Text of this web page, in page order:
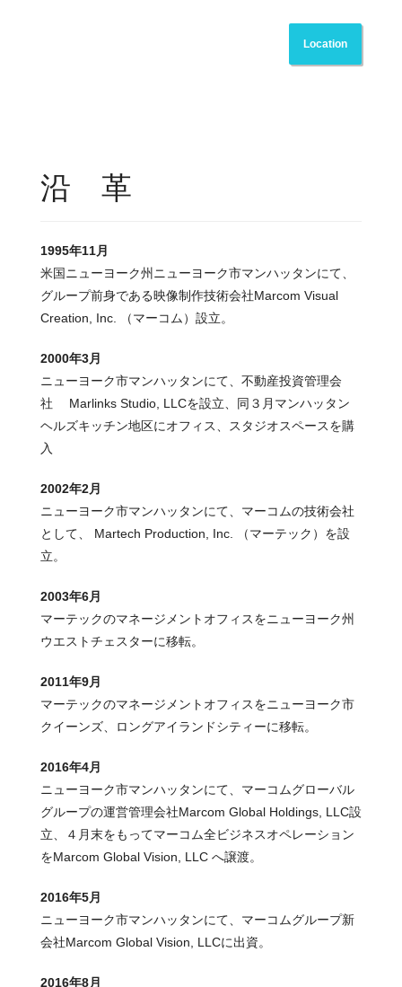
Location
沿 革
1995年11月
米国ニューヨーク州ニューヨーク市マンハッタンにて、
グループ前身である映像制作技術会社Marcom Visual
Creation, Inc. （マーコム）設立。
2000年3月
ニューヨーク市マンハッタンにて、不動産投資管理会
社 Marlinks Studio, LLCを設立、同３月マンハッタン
ヘルズキッチン地区にオフィス、スタジオスペースを購
入
2002年2月
ニューヨーク市マンハッタンにて、マーコムの技術会社
として、 Martech Production, Inc. （マーテック）を設
立。
2003年6月
マーテックのマネージメントオフィスをニューヨーク州
ウエストチェスターに移転。
2011年9月
マーテックのマネージメントオフィスをニューヨーク市
クイーンズ、ロングアイランドシティーに移転。
2016年4月
ニューヨーク市マンハッタンにて、マーコムグローバル
グループの運営管理会社Marcom Global Holdings, LLC設
立、４月末をもってマーコム全ビジネスオペレーション
をMarcom Global Vision, LLC へ譲渡。
2016年5月
ニューヨーク市マンハッタンにて、マーコムグループ新
会社Marcom Global Vision, LLCに出資。
2016年8月